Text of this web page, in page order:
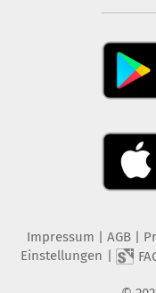
Impressum | AGB |
Einstellungen |